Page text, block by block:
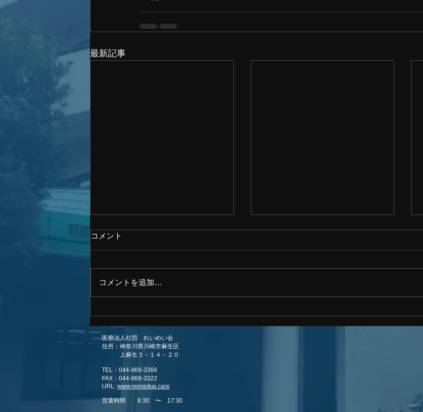
最新記事
いたします。 R5年8月より
いたします。 R5年7月より
コメント
コメントを追加…
医療法人社団 れいめい会
住所：神奈川県川崎市麻生区
上麻生３－１４－２０
TEL：044-969-3366
FAX：044-969-3322
URL: www.reimeikai.care
営業時間 8:30 〜 17:30